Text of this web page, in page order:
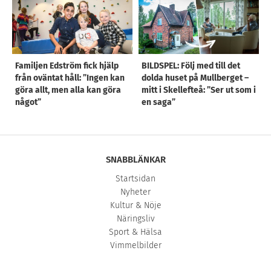
Familjen Edström fick hjälp
från oväntat håll: ”Ingen kan
göra allt, men alla kan göra
något”
BILDSPEL: Följ med till det
dolda huset på Mullberget –
mitt i Skellefteå: ”Ser ut som i
en saga”
SNABBLÄNKAR
Startsidan
Nyheter
Kultur & Nöje
Näringsliv
Sport & Hälsa
Vimmelbilder